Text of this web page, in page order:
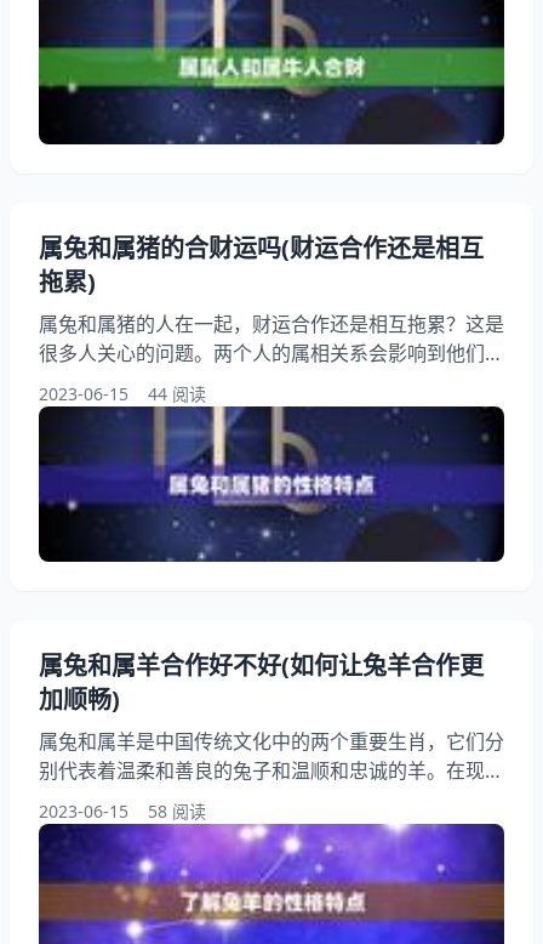
财，希望能够为大家提供一些有用的参考。 一、属鼠
人和属牛人合财 属鼠人和属牛人合财，因为属牛人有
着稳健的性格和强大的财运，而属鼠人则具有敏锐的商
业嗅觉和灵活的思维。两者合作，可以互相补充
属兔和属猪的合财运吗(财运合作还是相互
拖累)
属兔和属猪的人在一起，财运合作还是相互拖累？这是
很多人关心的问题。两个人的属相关系会影响到他们的
财运吗？本文将从属兔和属猪的性格特点、财运状况以
及合作方式等方面进行分析，帮助读者更好地了解这个
问题。 一、属兔和属猪的性格特点 属兔的人通常性格
温和，善良，有耐心，喜欢追求和平。他们善于沟通，
擅长处理人际关系，但有时也会显得过于优柔寡断。属
兔的人喜欢追求美事物，对艺术和文化有浓厚的兴趣。
2023-06-15 44 阅读
属兔和属羊合作好不好(如何让兔羊合作更
加顺畅)
属兔和属羊是中国传统文化中的两个重要生肖，它们分
别代表着温柔和善良的兔子和温顺和忠诚的羊。在现实
生活中，兔子和羊之间的合作却并不总是顺畅。本文将
从多个方面讨论如何让兔羊合作更加顺畅，以期为读者
提供一些有用的建议和思路。 一、了解兔羊的性格特
点 要让兔羊合作更加顺畅，需要了解它们的性格特
点。兔子通常温柔、敏感、善良、细心，但有时也会显
2023-06-15 58 阅读